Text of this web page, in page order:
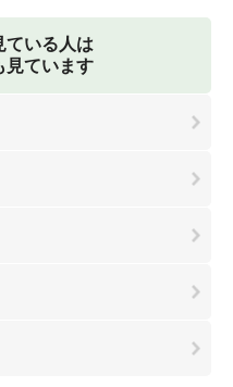
ている人は
見ています